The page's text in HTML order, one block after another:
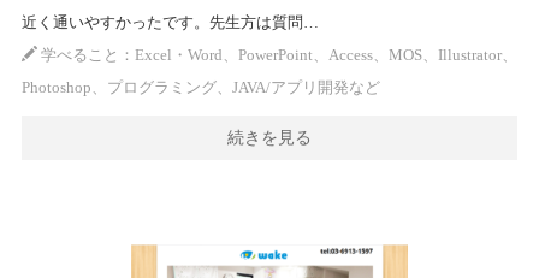
近く通いやすかったです。先生方は質問…
学べること：Excel・Word、PowerPoint、Access、MOS、Illustrator、
Photoshop、プログラミング、JAVA/アプリ開発など
続きを見る